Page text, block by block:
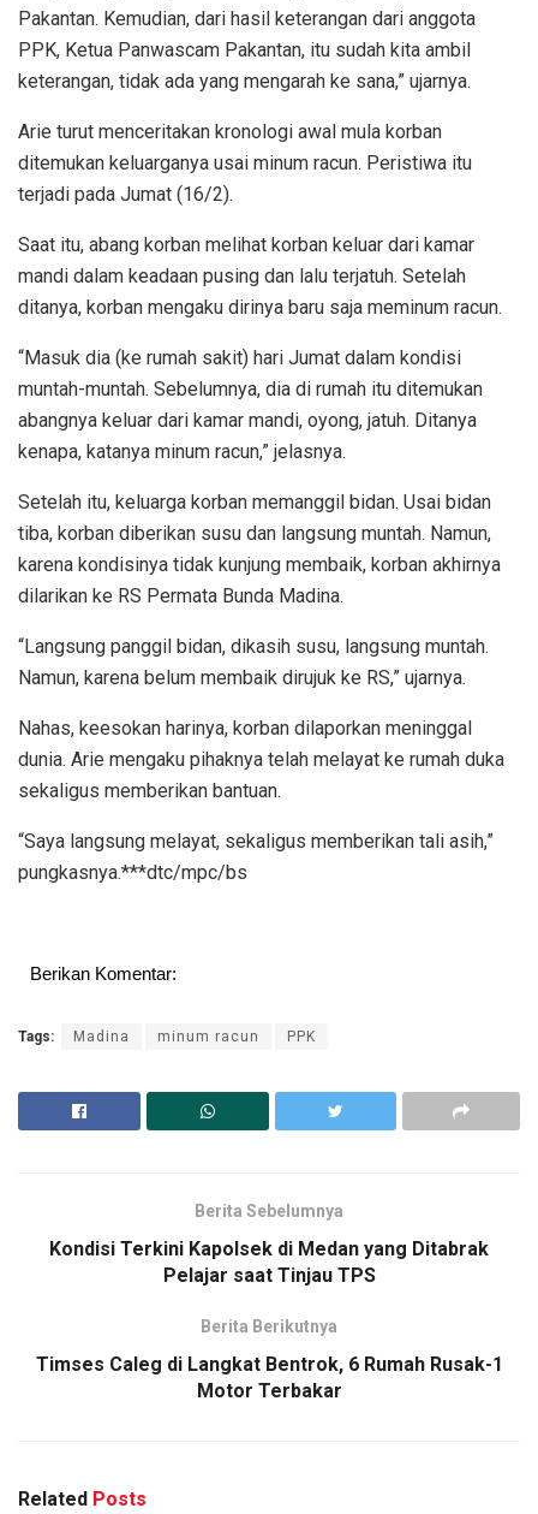
Pakantan. Kemudian, dari hasil keterangan dari anggota
PPK, Ketua Panwascam Pakantan, itu sudah kita ambil
keterangan, tidak ada yang mengarah ke sana,” ujarnya.
Arie turut menceritakan kronologi awal mula korban
ditemukan keluarganya usai minum racun. Peristiwa itu
terjadi pada Jumat (16/2).
Saat itu, abang korban melihat korban keluar dari kamar
mandi dalam keadaan pusing dan lalu terjatuh. Setelah
ditanya, korban mengaku dirinya baru saja meminum racun.
“Masuk dia (ke rumah sakit) hari Jumat dalam kondisi
muntah-muntah. Sebelumnya, dia di rumah itu ditemukan
abangnya keluar dari kamar mandi, oyong, jatuh. Ditanya
kenapa, katanya minum racun,” jelasnya.
Setelah itu, keluarga korban memanggil bidan. Usai bidan
tiba, korban diberikan susu dan langsung muntah. Namun,
karena kondisinya tidak kunjung membaik, korban akhirnya
dilarikan ke RS Permata Bunda Madina.
“Langsung panggil bidan, dikasih susu, langsung muntah.
Namun, karena belum membaik dirujuk ke RS,” ujarnya.
Nahas, keesokan harinya, korban dilaporkan meninggal
dunia. Arie mengaku pihaknya telah melayat ke rumah duka
sekaligus memberikan bantuan.
“Saya langsung melayat, sekaligus memberikan tali asih,”
pungkasnya.***dtc/mpc/bs
Berikan Komentar:
Tags: Madina minum racun PPK
Berita Sebelumnya
Kondisi Terkini Kapolsek di Medan yang Ditabrak
Pelajar saat Tinjau TPS
Berita Berikutnya
Timses Caleg di Langkat Bentrok, 6 Rumah Rusak-1
Motor Terbakar
Related Posts